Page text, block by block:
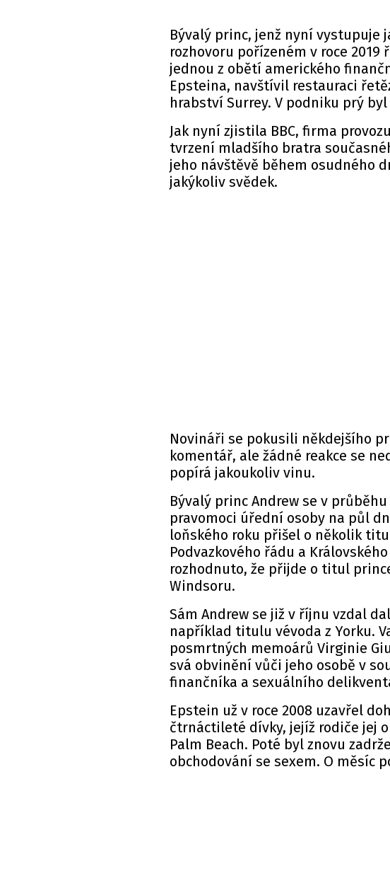
Bývalý princ, jenž nyní vystupuje
rozhovoru pořízeném v roce
jednou z obětí amerického
Epsteina, navštívil restauraci
hrabství Surrey. V podniku prý
Jak nyní zjistila BBC, firma
tvrzení mladšího bratra
jeho návštěvě během osudného
jakýkoliv svědek.
Novináři se pokusili někdejšího
komentář, ale žádné reakce se
popírá jakoukoliv vinu.
Bývalý princ Andrew se v
pravomoci úřední osoby na půl
loňského roku přišel o několik
Podvazkového řádu a
rozhodnuto, že přijde o titul
Windsoru.
Sám Andrew se již v říjnu vzdal
například titulu vévoda z Yorku.
posmrtných memoárů Virginie
svá obvinění vůči jeho osobě v
finančníka a sexuálního
Epstein už v roce 2008 uzavřel
čtrnáctileté dívky, jejíž rodiče jej
Palm Beach. Poté byl znovu
obchodování se sexem. O měsíc